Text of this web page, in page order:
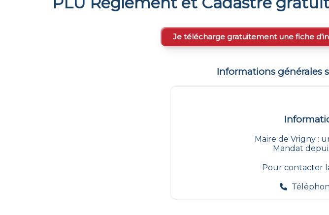
Je télécharge gratuitement une fiche
Informations générales
Maire de Vrigny :
Mandat
Pour contacter